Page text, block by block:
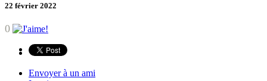
22 février 2022
0
Envoyer à un ami